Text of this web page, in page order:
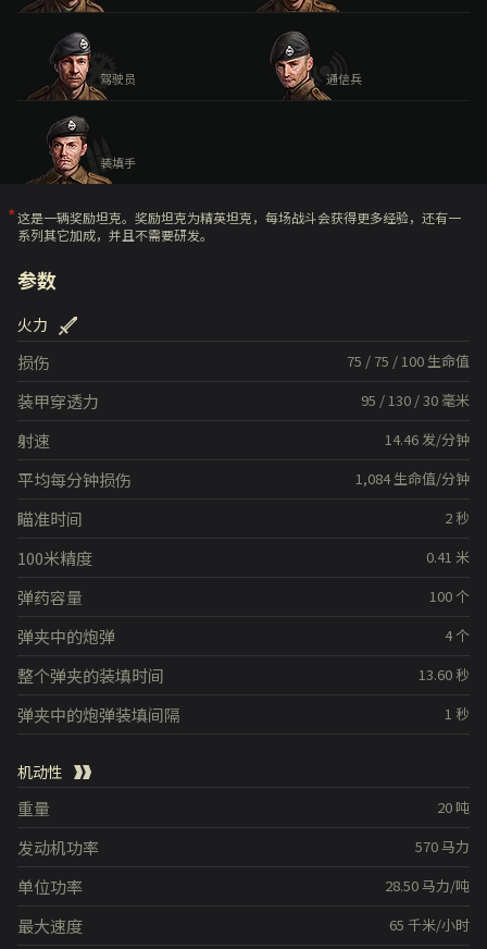
驾驶员 通信兵
装填手
这是一辆奖励坦克。奖励坦克为精英坦克，每场战斗会获得更多经验，还有一
系列其它加成，并且不需要研发。
参数
火力
75 / 75 / 100 生命值
损伤
95 / 130 /30 毫米
装甲穿透力
14.46 发/分钟
射速
1,084生命值/分钟
平均每分钟损伤
2 秒
瞄准时间
0.41 米
100米精度
100个
弹药容量
4个
弹夹中的炮弹
13.60 秒
整个弹夹的装填时间
1 秒
弹夹中的炮弹装填间隔
机动性
20 吨
重量
570马力
发动机功率
28.50马力/吨
单位功率
65 千米/小时
最大速度